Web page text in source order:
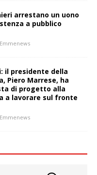
arrestano un uono
a pubblico
Emmenews
il presidente della
Piero Marrese, ha
di progetto alla
a lavorare sul fronte
Emmenews